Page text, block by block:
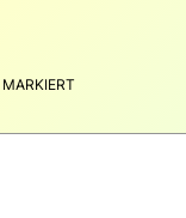
MARKIERT